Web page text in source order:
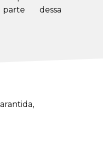
dessa